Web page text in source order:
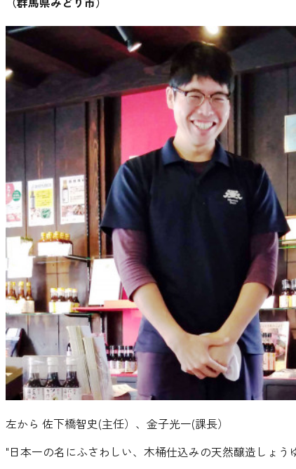
左から 佐下橋智史(主任）、金子光一(課長）
"日本一の名にふさわしい、木桶仕込みの天然醸造しょう